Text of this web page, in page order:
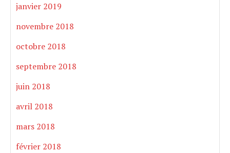
janvier 2019
novembre 2018
octobre 2018
septembre 2018
juin 2018
avril 2018
mars 2018
février 2018